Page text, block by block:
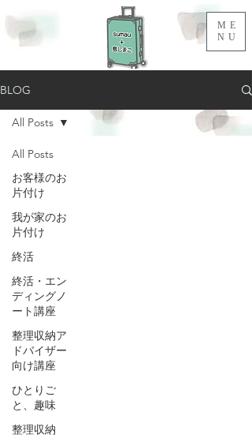
ME
NU
BLOG
All Posts
お客様のお
片付け
我が家のお
片付け
終活
終活・エン
ディングノ
ート講座
整理収納ア
ドバイザー
向け講座
ひとりご
と、趣味
整理収納
All Posts